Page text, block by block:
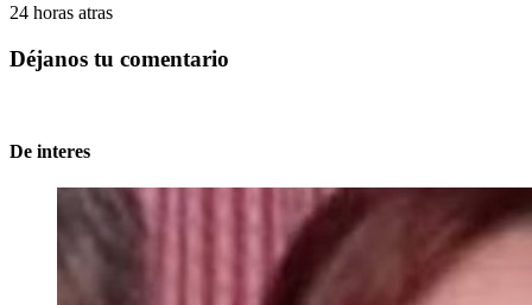
24 horas atras
Déjanos tu comentario
De interes